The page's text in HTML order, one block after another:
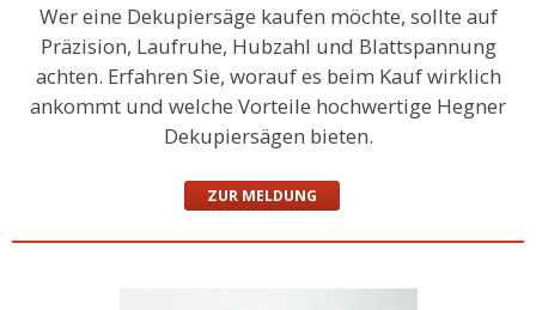
Wer eine Dekupiersäge kaufen möchte, sollte auf
Präzision, Laufruhe, Hubzahl und Blattspannung
achten. Erfahren Sie, worauf es beim Kauf wirklich
ankommt und welche Vorteile hochwertige Hegner
Dekupiersägen bieten.
ZUR MELDUNG